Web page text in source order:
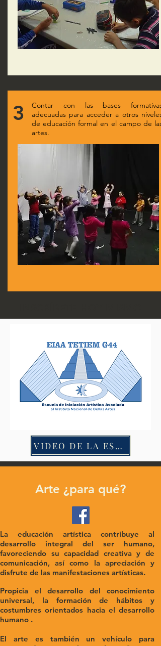
3
Contar con las bases formativas
adecuadas para acceder a otros niveles
de educación formal en el campo de las
artes.
VIDEO DE LA ESCUELA
Arte ¿para qué?
La educación artística contribuye al
desarrollo integral del ser humano,
favoreciendo su capacidad creativa y de
comunicación, así como la apreciación y
disfrute de las manifestaciones artísticas.
Propicia el desarrollo del conocimiento
universal, la formación de hábitos y
costumbres orientados hacia el desarrollo
humano .
El arte es también un vehículo para